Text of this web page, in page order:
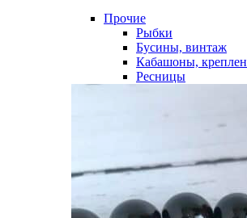
Прочие
Рыбки
Бусины, винтаж
Кабашоны,
Ресницы